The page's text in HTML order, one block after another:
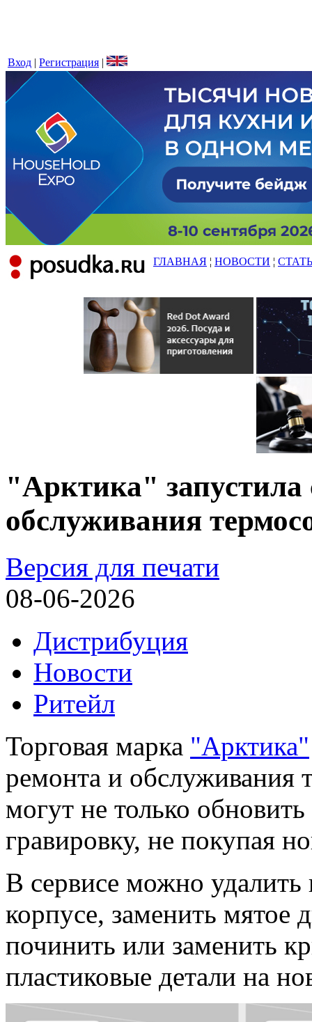
Вход | Регистрация |
ГЛАВНАЯ ¦ НОВОСТИ ¦
"Арктика" запустила
обслуживания
Версия для печати
08-06-2026
Дистрибуция
Новости
Ритейл
Торговая марка "Арктика"
ремонта и обслуживания
могут не только
гравировку, не покупая
В сервисе можно
корпусе, заменить мятое
починить или заменить
пластиковые детали на